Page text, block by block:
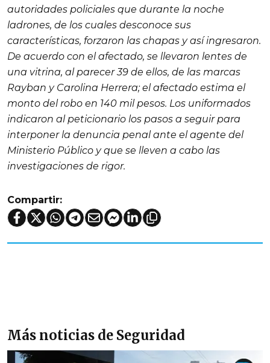
autoridades policiales que durante la noche
ladrones, de los cuales desconoce sus
características, forzaron las chapas y así ingresaron.
De acuerdo con el afectado, se llevaron lentes de
una vitrina, al parecer 39 de ellos, de las marcas
Rayban y Carolina Herrera; el afectado estima el
monto del robo en 140 mil pesos. Los uniformados
indicaron al peticionario los pasos a seguir para
interponer la denuncia penal ante el agente del
Ministerio Público y que se lleven a cabo las
investigaciones de rigor.
Compartir:
Más noticias de Seguridad